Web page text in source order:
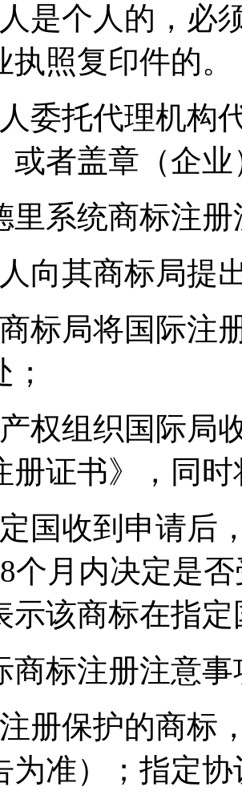
是个人的，必
照复印件的。
委托代理机构
或者盖章（企
里系统商标注册
向其商标局提
标局将国际注
权组织国际局
册证书》，同
国收到申请后
个月内决定是
示该商标在指
商标注册注意事
册保护的商标
为准）；指定